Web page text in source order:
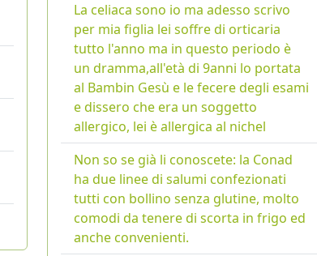
La celiaca sono io ma adesso scrivo
per mia figlia lei soffre di orticaria
tutto l'anno ma in questo periodo è
un dramma,all'età di 9anni lo portata
al Bambin Gesù e le fecere degli esami
e dissero che era un soggetto
allergico, lei è allergica al nichel
Non so se già li conoscete: la Conad
ha due linee di salumi confezionati
tutti con bollino senza glutine, molto
comodi da tenere di scorta in frigo ed
anche convenienti.